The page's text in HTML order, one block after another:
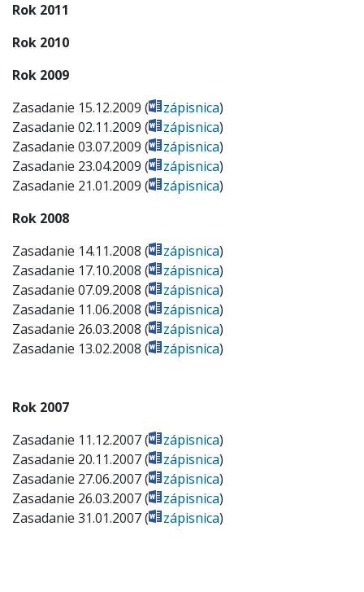
Rok 2011
Rok 2010
Rok 2009
Zasadanie 15.12.2009 (
zápisnica)
Zasadanie 02.11.2009 (
zápisnica)
Zasadanie 03.07.2009 (
zápisnica)
Zasadanie 23.04.2009 (
zápisnica)
Zasadanie 21.01.2009 (
zápisnica)
Rok 2008
Zasadanie 14.11.2008 (
zápisnica)
Zasadanie 17.10.2008 (
zápisnica)
Zasadanie 07.09.2008 (
zápisnica)
Zasadanie 11.06.2008 (
zápisnica)
Zasadanie 26.03.2008 (
zápisnica)
Zasadanie 13.02.2008 (
zápisnica)
Rok 2007
Zasadanie 11.12.2007 (
zápisnica)
Zasadanie 20.11.2007 (
zápisnica)
Zasadanie 27.06.2007 (
zápisnica)
Zasadanie 26.03.2007 (
zápisnica)
Zasadanie 31.01.2007 (
zápisnica)